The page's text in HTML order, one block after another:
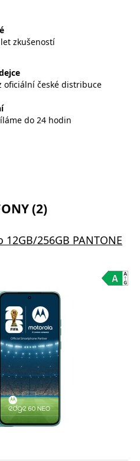
zkušeností
oficiální české distribuce
do 24 hodin
(2)
256GB PANTONE